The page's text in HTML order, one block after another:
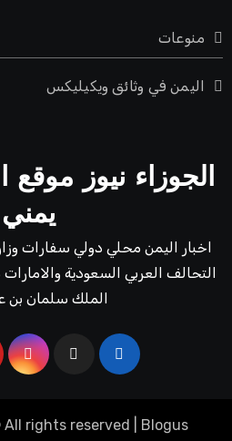
منوعات
اليمن في وثائق ويكيليكس
الجوزاء نيوز
يمني
اخبار اليمن محلي دولي سفارات
التحالف العربي السعودية
الملك سلمان بن
rights reserved Blogus